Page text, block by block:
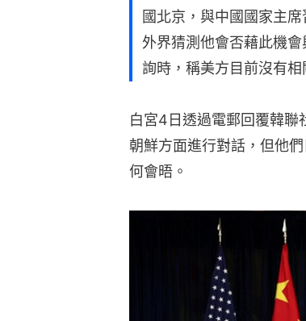
國北京，與中國國家主
外界猜測他會否藉此機
詢時，稱美方目前沒有相
白宮4日透過電郵回覆韓聯
朝鮮方面進行對話，但他
何會晤。